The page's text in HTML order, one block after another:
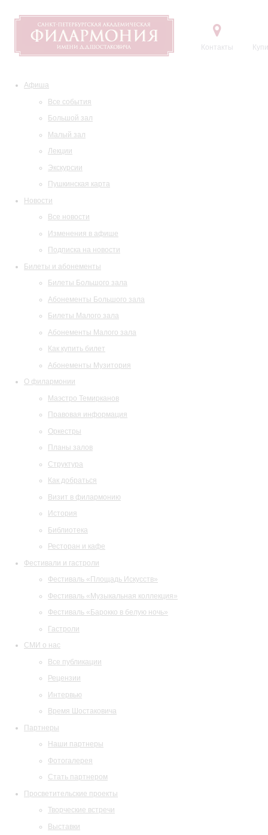
Контакты
Афиша
Все события
Большой зал
Малый зал
Лекции
Экскурсии
Пушкинская карта
Новости
Все новости
Изменения в афише
Подписка на новости
Билеты и абонементы
Билеты Большого зала
Абонементы Большого зала
Билеты Малого зала
Абонементы Малого зала
Как купить билет
Абонементы Музитория
О филармонии
Маэстро Темирканов
Правовая информация
Оркестры
Планы залов
Структура
Как добраться
Визит в филармонию
История
Библиотека
Ресторан и кафе
Фестивали и гастроли
Фестиваль «Площадь Искусств»
Фестиваль «Музыкальная коллекция»
Фестиваль «Барокко в белую ночь»
Гастроли
СМИ о нас
Все публикации
Рецензии
Интервью
Время Шостаковича
Партнеры
Наши партнеры
Фотогалерея
Стать партнером
Просветительские проекты
Творческие встречи
Выставки